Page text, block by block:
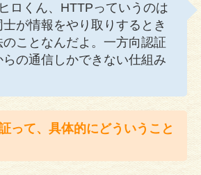
ロくん、HTTPっていうのは
が情報をやり取りするとき
ことなんだよ。一方向認証
らの通信しかできない仕組み
って、具体的にどういうこと